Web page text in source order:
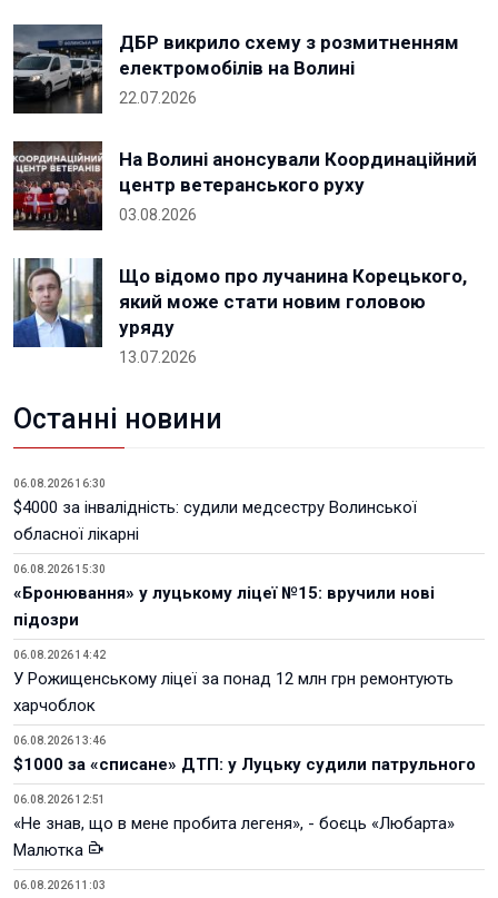
ДБР викрило схему з розмитненням
електромобілів на Волині
22.07.2026
На Волині анонсували Координаційний
центр ветеранського руху
03.08.2026
Що відомо про лучанина Корецького,
який може стати новим головою
уряду
13.07.2026
Останні новини
06.08.2026 16:30
$4000 за інвалідність: судили медсестру Волинської
обласної лікарні
06.08.2026 15:30
«Бронювання» у луцькому ліцеї №15: вручили нові
підозри
06.08.2026 14:42
У Рожищенському ліцеї за понад 12 млн грн ремонтують
харчоблок
06.08.2026 13:46
$1000 за «списане» ДТП: у Луцьку судили патрульного
06.08.2026 12:51
«Не знав, що в мене пробита легеня», - боєць «Любарта»
Малютка
06.08.2026 11:03